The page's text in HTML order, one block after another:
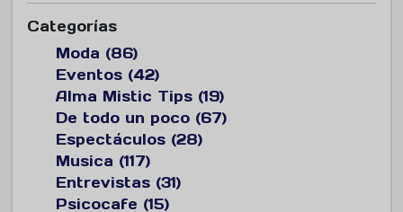
Categorías
Moda (86)
Eventos (42)
Alma Mistic Tips (19)
De todo un poco (67)
Espectáculos (28)
Musica (117)
Entrevistas (31)
Psicocafe (15)